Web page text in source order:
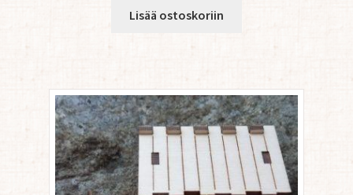
Lisää ostoskoriin